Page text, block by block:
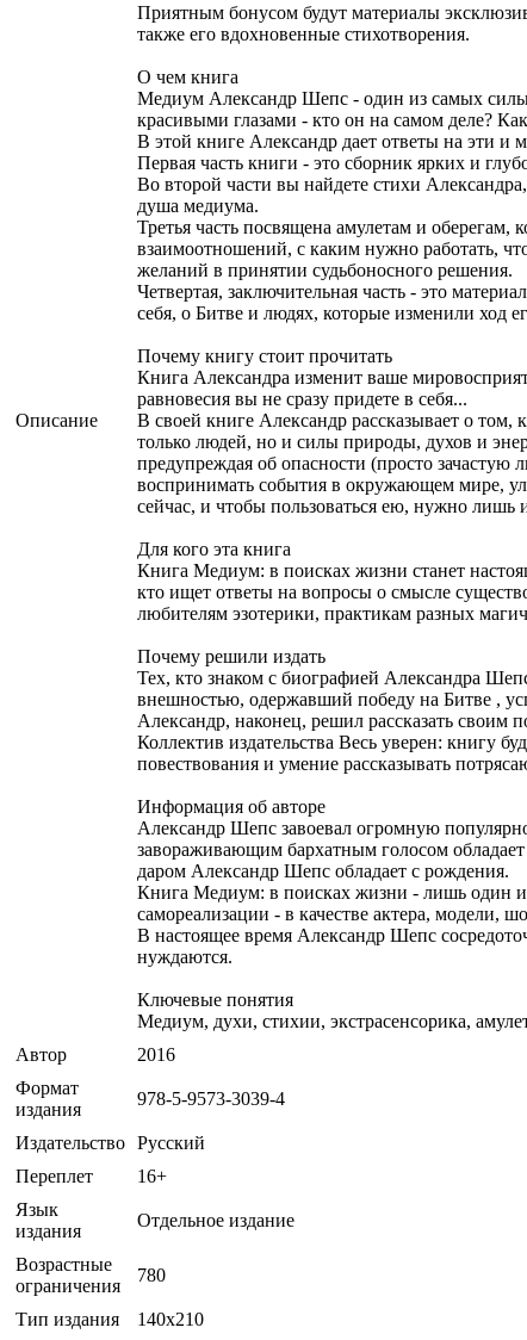
Описание
Приятным бонусом будут материалы
также его вдохновенные стихотворения.
О чем книга
Медиум Александр Шепс - один из самых
красивыми глазами - кто он на самом деле?
В этой книге Александр дает ответы на эти и
Первая часть книги - это сборник ярких и
Во второй части вы найдете стихи
душа медиума.
Третья часть посвящена амулетам и
взаимоотношений, с каким нужно работать,
желаний в принятии судьбоносного решения.
Четвертая, заключительная часть - это
себя, о Битве и людях, которые изменили ход
Почему книгу стоит прочитать
Книга Александра изменит ваше
равновесия вы не сразу придете в себя...
В своей книге Александр рассказывает о том,
только людей, но и силы природы, духов и
предупреждая об опасности (просто
воспринимать события в окружающем мире,
сейчас, и чтобы пользоваться ею, нужно лишь
Для кого эта книга
Книга Медиум: в поисках жизни станет
кто ищет ответы на вопросы о смысле
любителям эзотерики, практикам разных
Почему решили издать
Тех, кто знаком с биографией Александра
внешностью, одержавший победу на Битве ,
Александр, наконец, решил рассказать своим
Коллектив издательства Весь уверен: книгу
повествования и умение рассказывать
Информация об авторе
Александр Шепс завоевал огромную
завораживающим бархатным голосом
даром Александр Шепс обладает с рождения.
Книга Медиум: в поисках жизни - лишь один
самореализации - в качестве актера, модели,
В настоящее время Александр Шепс
нуждаются.
Ключевые понятия
Медиум, духи, стихии, экстрасенсорика,
Автор
2016
Формат
издания
978-5-9573-3039-4
Издательство Русский
Переплет
16+
Язык
издания
Отдельное издание
Возрастные
ограничения
780
Тип издания
140x210